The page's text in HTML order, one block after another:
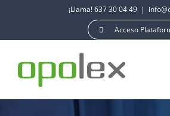
contenido
¡Llama! 637 30 04 49 |
Acceso